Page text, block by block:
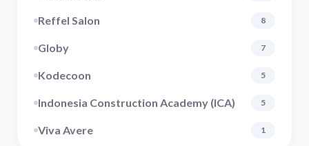
Reffel Salon 8
Globy 7
Kodecoon 5
Indonesia Construction Academy (ICA) 5
Viva Avere 1